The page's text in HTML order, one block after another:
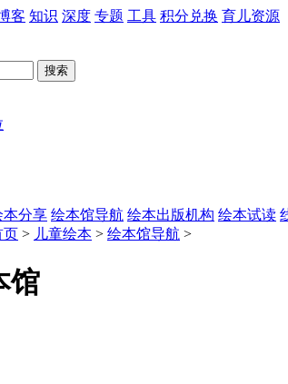
客 知识 深度 专题 工具 积分兑换 育儿资源
本分享 绘本馆导航 绘本出版机构 绘本试读
页 > 儿童绘本 > 绘本馆导航 >
馆